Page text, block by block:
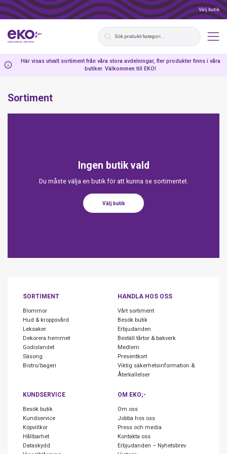
Välj butik
Här visas utvalt sortiment från våra stora avdelningar, fler produkter finns i våra
butiker. Välkommen till EKO!
Sortiment
Ingen butik vald
Du måste välja en butik för att kunna se sortimentet.
Välj butik
SORTIMENT
Blommor
Hud & kroppsvård
Leksaker
Dekorera hemmet
Godislandet
Säsong
Bistro/bageri
HANDLA HOS OSS
Vårt sortiment
Besök butik
Erbjudanden
Beställ tårtor & bakverk
Medlem
Presentkort
Viktig säkerhetsinformation &
Återkallelser
KUNDSERVICE
Besök butik
Kundservice
Köpvillkor
Hållbarhet
Dataskydd
OM EKO;-
Om oss
Jobba hos oss
Press och media
Kontakta oss
Erbjudanden – Nyhetsbrev